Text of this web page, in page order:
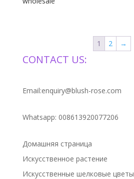
1 2 →
CONTACT US:
Email:enquiry@blush-rose.com
Whatsapp: 008613920077206
Домашняя страница
Искусственное растение
Искусственные шелковые цветы